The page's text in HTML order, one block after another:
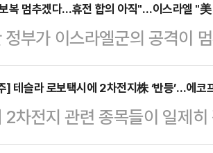
담겼다. 미래통합당은 21대
패라는 기록을 남겼다.쇄신을
패배 이미지를 벗어나지 못
지향하며 당명을 변경했다.
었지만, 정작 이를 실천할 내
복 멈추겠다…휴전 합의 아직"…이스라엘 "
정부가 이스라엘군의 공격이
이라고 밝혔다.로이터통신에
(현지시간) “이스라엘이 약속
이후 대응하지 않겠다”며 “다
합의하지 않았다. 최종 결정
] 테슬라 로보택시에 2차전지株 ‘반등’…에
2차전지 관련 종목들이 일제
) 서비스를 출시하면서 주가